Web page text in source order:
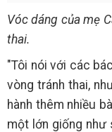
Vóc dáng của mẹ
thai.
"Tôi nói với các
vòng tránh thai,
hành thêm nhiều
một lớn giống như